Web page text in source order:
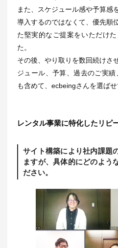
また、スケジュール感や予算感
導入するのではなくて、優先順
た堅実的なご提案をいただけ
た。
その後、やり取りを数回続けさ
ジュール、予算、過去のご実
も含めて、ecbeingさんを選ばせ
レンタル事業に特化したリピ
サイト構築により社内課題
ますが、具体的にどのよう
ださい。